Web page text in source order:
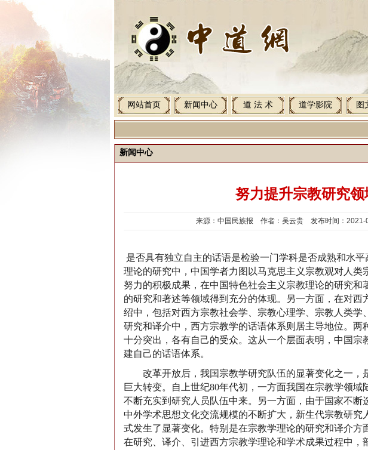
网站首页 新闻中心 道 法 术 道学影院 图
新闻中心
努力提升宗教研究
来源：中国民族报 作者：吴云贵 发布时间：
是否具有独立自主的话语是检验一门学科是否成熟和水
理论的研究中，中国学者力图以马克思主义宗教观对人
努力的积极成果，在中国特色社会主义宗教理论的研究
的研究和著述等领域得到充分的体现。另一方面，在对
绍中，包括对西方宗教社会学、宗教心理学、宗教人类
研究和译介中，西方宗教学的话语体系则居主导地位。两
十分突出，各有自己的受众。这从一个层面表明，中国
建自己的话语体系。
改革开放后，我国宗教学研究队伍的显著变化之一，
巨大转变。自上世纪80年代初，一方面我国在宗教学领域
不断充实到研究人员队伍中来。另一方面，由于国家不断
中外学术思想文化交流规模的不断扩大，新生代宗教研
式发生了显著变化。特别是在宗教学理论的研究和译介方
在研究、译介、引进西方宗教学理论和学术成果过程中